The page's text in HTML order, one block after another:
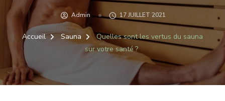
Admin 17 JUILLET 2021
Accueil Sauna
Quelles sont les vertus du sauna
sur votre santé ?